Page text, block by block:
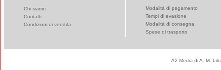
Chi siamo
Contatti
Condizioni di vendita
Modalità di pagamento
Tempi di evasione
Modalità di consegna
Spese di trasporto
A2 Media di A. M.